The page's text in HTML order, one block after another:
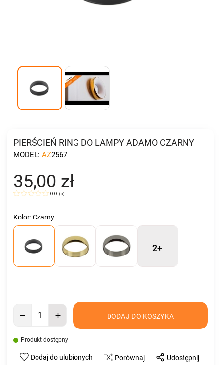
PIERŚCIEŃ RING DO LAMPY ADAMO CZARNY
MODEL: AZ2567
35,00 zł
0.0 (0)
Kolor: Czarny
2+
DODAJ DO KOSZYKA
Produkt dostępny
Dodaj do ulubionych Porównaj Udostępnij